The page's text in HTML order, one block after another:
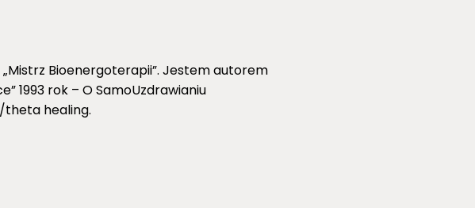
Bioenergoterapii”. Jestem autorem
1993 rok – O SamoUzdrawianiu
theta healing.